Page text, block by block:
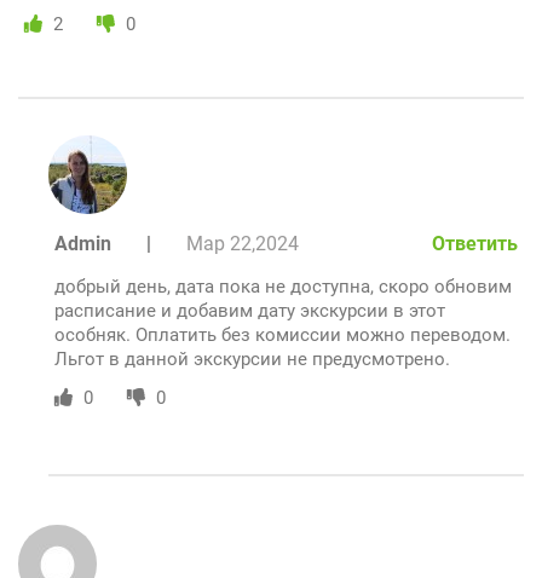
2
0
Admin | Мар 22,2024 Ответить
добрый день, дата пока не доступна, скоро обновим
расписание и добавим дату экскурсии в этот
особняк. Оплатить без комиссии можно переводом.
Льгот в данной экскурсии не предусмотрено.
0
0